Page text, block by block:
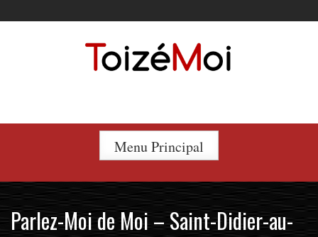
to
Menu Principal
Parlez-Moi de Moi – Saint-Didier-au-